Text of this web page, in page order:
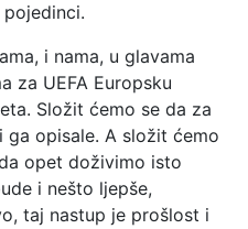
i nama, u glavama
za UEFA Europsku
Složit ćemo se da za
opisale. A složit ćemo
opet doživimo isto
i nešto ljepše,
taj nastup je prošlost i